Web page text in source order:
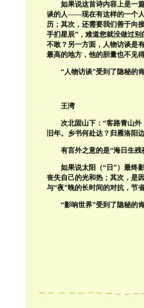
如果说这首诗内容上是一
谈的人——现在有这样的一个人
历；其次，还需要我们善于向
手扪星辰”，难道您就没做过
不敢？另一方面，人物访谈是
最高的地方，他的胆量也不见
“人物访谈”受到了隐秘的肯
王湾
次北固山下：“客路青山
旧年。乡书何处达？归雁洛阳
有言外之意的是“海日生残
如果说太阳（“日”）最终
丧失自己的光和热；其次，是
与“夜”晚的长时间的对抗，节省
“影响世界”受到了隐秘的肯